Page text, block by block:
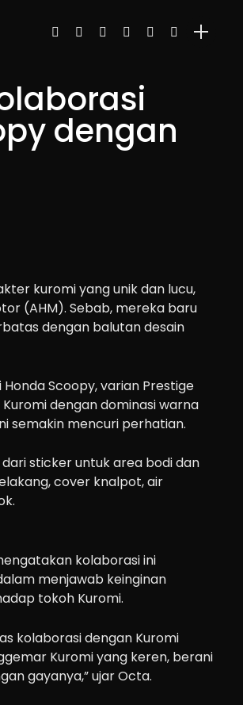
dengan
kuromi yang unik dan lucu,
(AHM). Sebab, mereka baru
dengan balutan desain
Scoopy, varian Prestige
dengan dominasi warna
semakin mencuri perhatian.
sticker untuk area bodi dan
cover knalpot, air
kolaborasi ini
menjawab keinginan
tokoh Kuromi.
kolaborasi dengan Kuromi
Kuromi yang keren, berani
gayanya,” ujar Octa.